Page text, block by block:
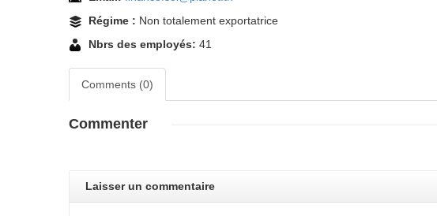
Régime : Non totalement exportatrice
Nbrs des employés: 41
Comments (0)
Commenter
Laisser un commentaire